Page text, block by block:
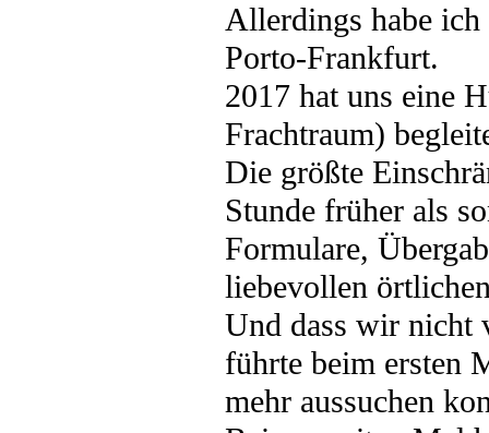
Allerdings habe
Porto-Frankfurt.
2017 hat uns eine
Frachtraum)
Die größte
Stunde früher als
Formulare,
liebevollen
Und dass wir nicht
führte beim ersten
mehr aussuchen